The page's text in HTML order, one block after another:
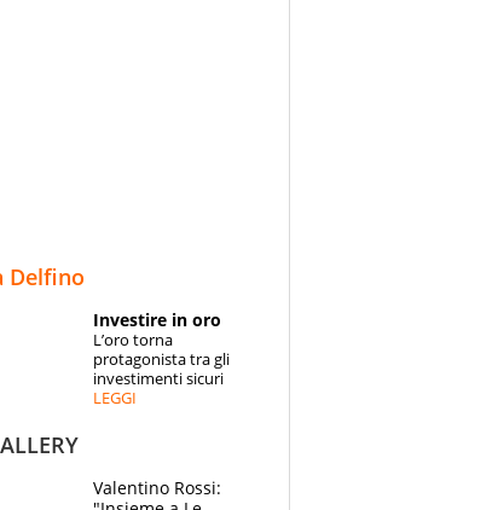
ESPERTI
Delfino
Investire in oro
L’oro torna
protagonista tra gli
investimenti sicuri
LEGGI
Valentino Rossi: